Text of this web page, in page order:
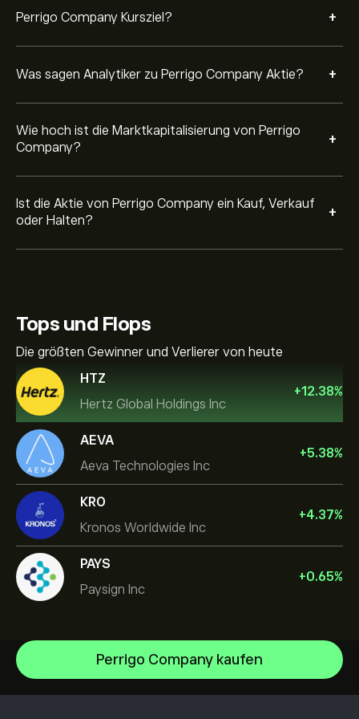
Perrigo Company Kursziel? +
Was sagen Analytiker zu Perrigo Company Aktie? +
Wie hoch ist die Marktkapitalisierung von Perrigo
Company?
+
Ist die Aktie von Perrigo Company ein Kauf, Verkauf
oder Halten?
+
Tops und Flops
Die größten Gewinner und Verlierer von heute
HTZ
Hertz Global Holdings Inc
+12.38%
AEVA
Aeva Technologies Inc
+5.38%
KRO
Kronos Worldwide Inc
+4.37%
PAYS
Paysign Inc
+0.65%
Perrigo Company kaufen
NVIDIA Corporation
Hilfezentrum